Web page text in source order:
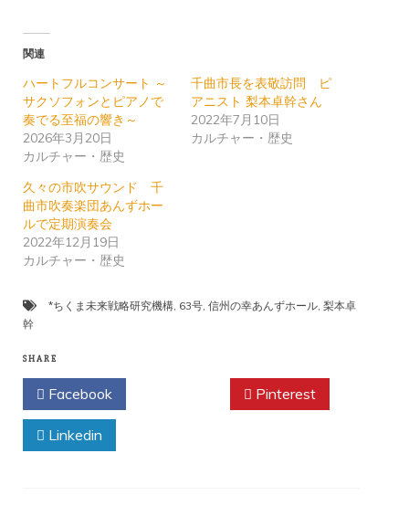
関連
ハートフルコンサート ～
サクソフォンとピアノで
奏でる至福の響き～
2026年3月20日
カルチャー・歴史
千曲市長を表敬訪問 ピ
アニスト 梨本卓幹さん
2022年7月10日
カルチャー・歴史
久々の市吹サウンド 千
曲市吹奏楽団あんずホー
ルで定期演奏会
2022年12月19日
カルチャー・歴史
*ちくま未来戦略研究機構 63号 信州の幸あんずホール 梨本卓
幹
SHARE
Facebook Pinterest
Linkedin